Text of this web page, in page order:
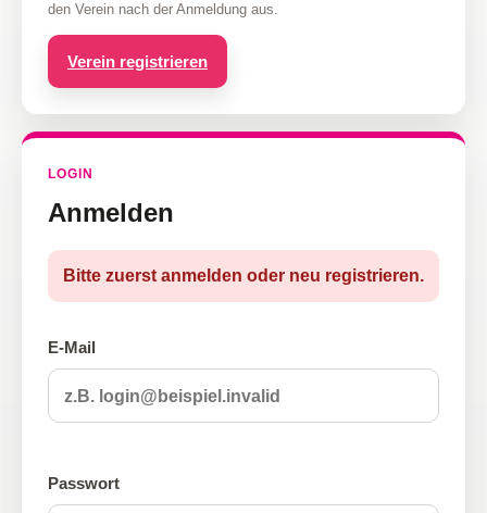
den Verein nach der Anmeldung aus.
Verein registrieren
LOGIN
Anmelden
Bitte zuerst anmelden oder neu registrieren.
E-Mail
Passwort